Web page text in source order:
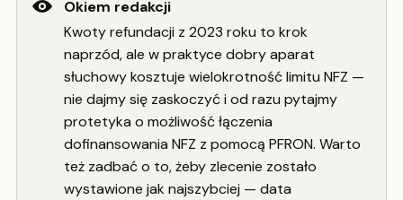
Okiem redakcji
Kwoty refundacji z 2023 roku to krok
naprzód, ale w praktyce dobry aparat
słuchowy kosztuje wielokrotność limitu NFZ —
nie dajmy się zaskoczyć i od razu pytajmy
protetyka o możliwość łączenia
dofinansowania NFZ z pomocą PFRON. Warto
też zadbać o to, żeby zlecenie zostało
wystawione jak najszybciej — data